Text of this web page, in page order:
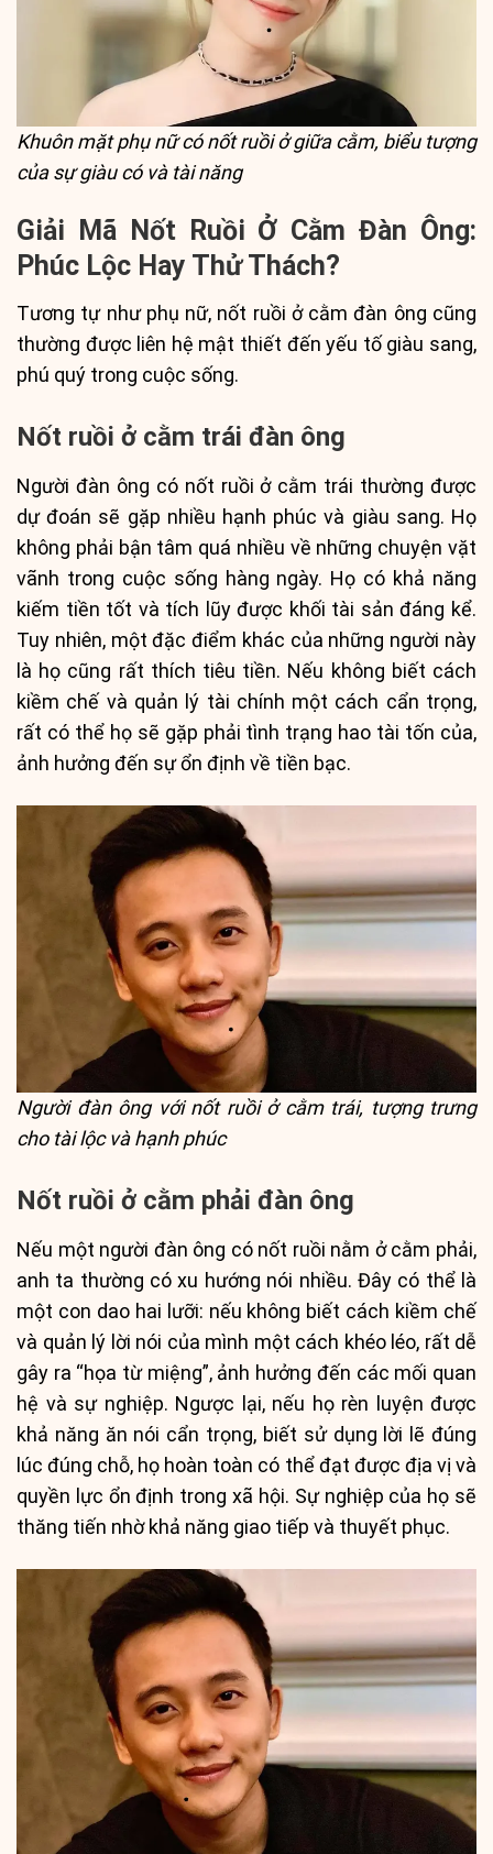
Khuôn mặt phụ nữ có nốt ruồi ở giữa cằm, biểu tượng
của sự giàu có và tài năng
Giải Mã Nốt Ruồi Ở Cằm Đàn Ông:
Phúc Lộc Hay Thử Thách?
Tương tự như phụ nữ, nốt ruồi ở cằm đàn ông cũng
thường được liên hệ mật thiết đến yếu tố giàu sang,
phú quý trong cuộc sống.
Nốt ruồi ở cằm trái đàn ông
Người đàn ông có nốt ruồi ở cằm trái thường được
dự đoán sẽ gặp nhiều hạnh phúc và giàu sang. Họ
không phải bận tâm quá nhiều về những chuyện vặt
vãnh trong cuộc sống hàng ngày. Họ có khả năng
kiếm tiền tốt và tích lũy được khối tài sản đáng kể.
Tuy nhiên, một đặc điểm khác của những người này
là họ cũng rất thích tiêu tiền. Nếu không biết cách
kiềm chế và quản lý tài chính một cách cẩn trọng,
rất có thể họ sẽ gặp phải tình trạng hao tài tốn của,
ảnh hưởng đến sự ổn định về tiền bạc.
Người đàn ông với nốt ruồi ở cằm trái, tượng trưng
cho tài lộc và hạnh phúc
Nốt ruồi ở cằm phải đàn ông
Nếu một người đàn ông có nốt ruồi nằm ở cằm phải,
anh ta thường có xu hướng nói nhiều. Đây có thể là
một con dao hai lưỡi: nếu không biết cách kiềm chế
và quản lý lời nói của mình một cách khéo léo, rất dễ
gây ra “họa từ miệng”, ảnh hưởng đến các mối quan
hệ và sự nghiệp. Ngược lại, nếu họ rèn luyện được
khả năng ăn nói cẩn trọng, biết sử dụng lời lẽ đúng
lúc đúng chỗ, họ hoàn toàn có thể đạt được địa vị và
quyền lực ổn định trong xã hội. Sự nghiệp của họ sẽ
thăng tiến nhờ khả năng giao tiếp và thuyết phục.